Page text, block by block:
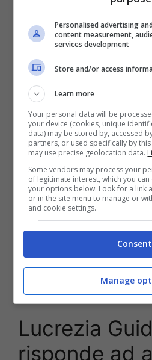
Nel corso dell’intervista
alcune domandeinerenti
della fiction, parlando del
detto che l’ha sorpresa
sua ‘Sofia’ va incontro ad
anche detto che le
cambiano e non poteva
Rosa Ricci, sul set ha
Esposito, si è sentita una
Lucrezia
risponde ad
Personalised advertising
content measurement,
services development
Store and/or access
Learn more
Your personal data will be
your device (cookies, unique
data) may be stored by, accessed
partners, or used specifically by
may use precise geolocation data.
Some vendors may process your
of legitimate interest, which you
your options below. Look for a link
or in the site menu to manage or
and cookie settings.
Consent
Manage